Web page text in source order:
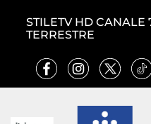
STILETV HD CANALE
TERRESTRE